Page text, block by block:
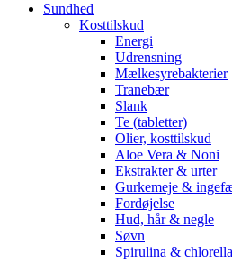
Sundhed
Kosttilskud
Energi
Udrensning
Mælkesyrebakterier
Tranebær
Slank
Te (tabletter)
Olier, kosttilskud
Aloe Vera & Noni
Ekstrakter & urter
Gurkemeje &
Fordøjelse
Hud, hår & negle
Søvn
Spirulina & chlorella